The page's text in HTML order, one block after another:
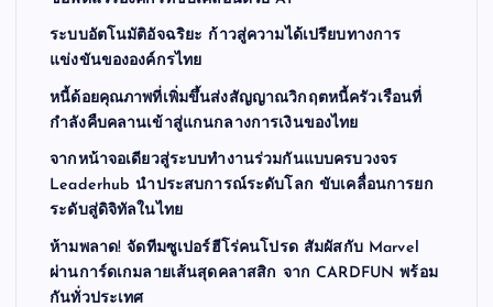
ระบบอัตโนมัติอัจฉริยะ ก้าวสู่ความได้เปรียบทางการ
แข่งขันขององค์กรไทย
หนี้ด้อยคุณภาพที่เพิ่มขึ้นส่งสัญญาณวิกฤตหนี้ครัวเรือนที่
กำลังคืบคลานเข้าสู่แกนกลางการเงินของไทย
จากหน้าจอเดียวสู่ระบบทำงานร่วมกันแบบครบวงจร
Leaderhub นำประสบการณ์ระดับโลก ขับเคลื่อนการยก
ระดับสู่ดิจิทัลในไทย
ห้ามพลาด! จัดทีมซูเปอร์ฮีโร่คนโปรด สัมผัสกับ Marvel
ผ่านการ์ดเกมลายเส้นสุดคลาสสิก จาก CARDFUN พร้อม
กันทั่วประเทศ